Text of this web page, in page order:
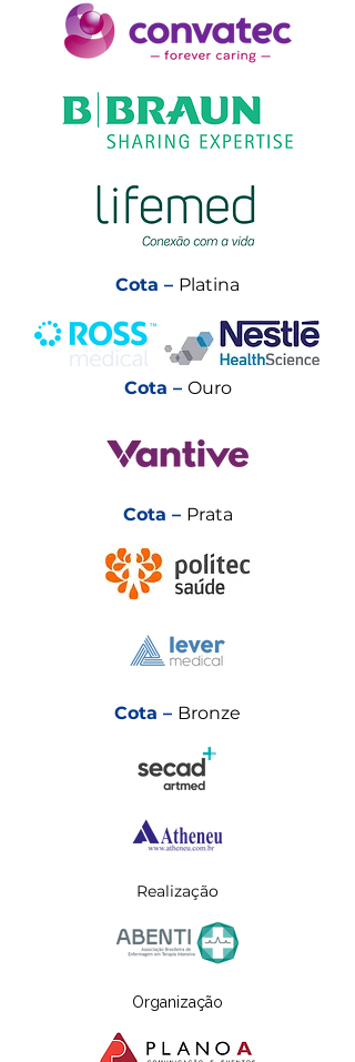
Cota – Platina
Cota – Ouro
Cota – Prata
Cota – Bronze
Realização
Organização